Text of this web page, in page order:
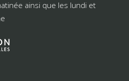
ainsi que les lundi et